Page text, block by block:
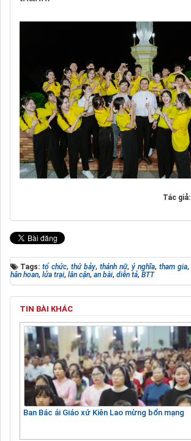
Tác giả:
Tags: tổ chức, thứ bảy, thánh nữ, ý nghĩa, tham gia,
hân hoan, lửa trại, lân cận, an bài, diễn tả, BTT
TIN BÀI KHÁC
Ban Bác ái Giáo xứ Kiên Lao mừng bổn mạng